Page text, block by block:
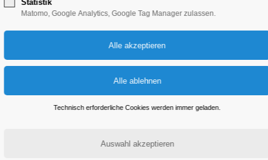
01.09.2024, 10:00–13:00
Eintritt frei
Statistik
Matomo, Google Analytics, Google Tag Manager zulassen.
Technisch erforderliche Cookies werden immer geladen.